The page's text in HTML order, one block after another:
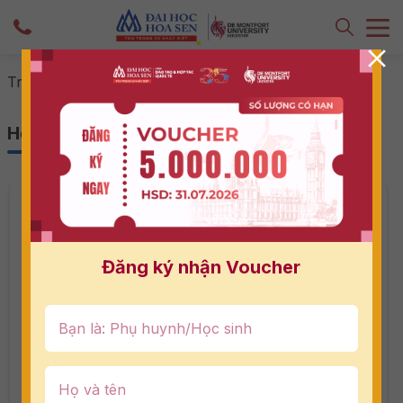
Trang chủ Hợp tác doanh nghiệp
Hợp tác doanh nghiệp
Đăng ký nhận Voucher